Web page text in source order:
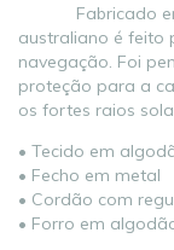
Fabricado em
australiano é feito
navegação. Foi
proteção para a
os fortes raios
• Tecido em
• Fecho em metal
• Cordão com
• Forro em